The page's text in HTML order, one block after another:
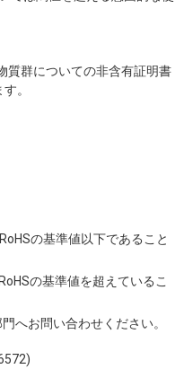
質群についての非含有証明書
。
の基準値以下であること
の基準値を超えているこ
へお問い合わせください。